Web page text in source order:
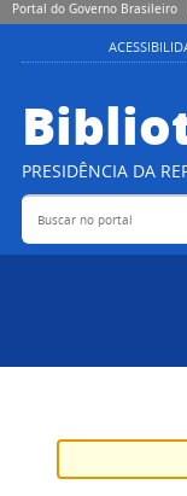
Portal do Governo Brasileiro
PRESIDÊNCIA DA
Buscar no portal